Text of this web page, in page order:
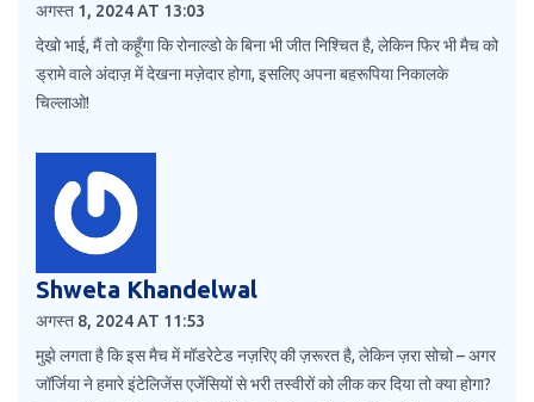
अगस्त 1, 2024 AT 13:03
देखो भाई, मैं तो कहूँगा कि रोनाल्डो के बिना भी जीत निश्चित है, लेकिन फिर भी मैच को
ड्रामे वाले अंदाज़ में देखना मज़ेदार होगा, इसलिए अपना बहरूपिया निकालके
चिल्लाओ!
Shweta Khandelwal
अगस्त 8, 2024 AT 11:53
मुझे लगता है कि इस मैच में मॉडरेटेड नज़रिए की ज़रूरत है, लेकिन ज़रा सोचो – अगर
जॉर्जिया ने हमारे इंटेलिजेंस एजेंसियों से भरी तस्वीरों को लीक कर दिया तो क्या होगा?